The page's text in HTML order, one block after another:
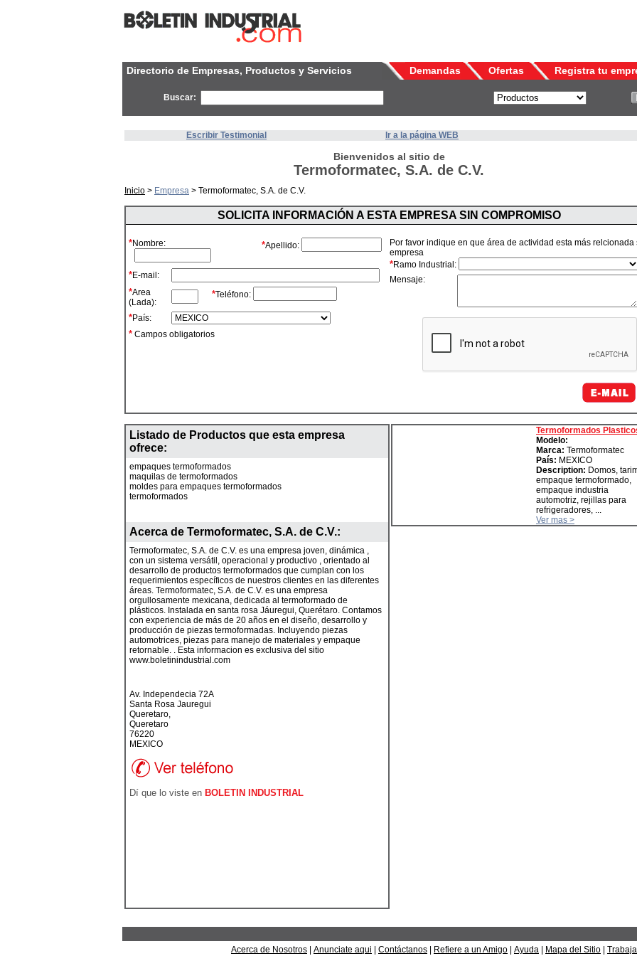
Directorio de Empresas, Productos y Servicios Demandas Ofertas Registra tu
Buscar:
Escribir Testimonial
Ir a la página WEB
Bienvenidos al sitio de
Termoformatec, S.A. de C.V.
Inicio > Empresa > Termoformatec, S.A. de C.V.
SOLICITA INFORMACIÓN A ESTA EMPRESA SIN COMPROMISO
*Nombre: *Apellido:
*E-mail:
*Area
(Lada):
*Teléfono:
*País:
* Campos obligatorios
Por favor indique en que área de actividad esta más relcionada
empresa
*Ramo Industrial:
Mensaje:
Listado de Productos que esta empresa
ofrece:
empaques termoformados
maquilas de termoformados
moldes para empaques termoformados
termoformados
Acerca de Termoformatec, S.A. de C.V.:
Termoformatec, S.A. de C.V. es una empresa joven, dinámica ,
con un sistema versátil, operacional y productivo , orientado al
desarrollo de productos termoformados que cumplan con los
requerimientos específicos de nuestros clientes en las diferentes
áreas. Termoformatec, S.A. de C.V. es una empresa
orgullosamente mexicana, dedicada al termoformado de
plásticos. Instalada en santa rosa Jáuregui, Querétaro. Contamos
con experiencia de más de 20 años en el diseño, desarrollo y
producción de piezas termoformadas. Incluyendo piezas
automotrices, piezas para manejo de materiales y empaque
retornable. . Esta informacion es exclusiva del sitio
www.boletinindustrial.com
Av. Independecia 72A
Santa Rosa Jauregui
Queretaro,
Queretaro
76220
MEXICO
Dí que lo viste en BOLETIN INDUSTRIAL
Termoformados
Modelo:
Marca: Termoformatec
País: MEXICO
Description: Domos,
empaque termoformado,
empaque industria
automotriz, rejillas para
refrigeradores, ...
Ver mas >
Acerca de Nosotros Anunciate aqui Contáctanos Refiere a un Amigo Ayuda Mapa del Sitio